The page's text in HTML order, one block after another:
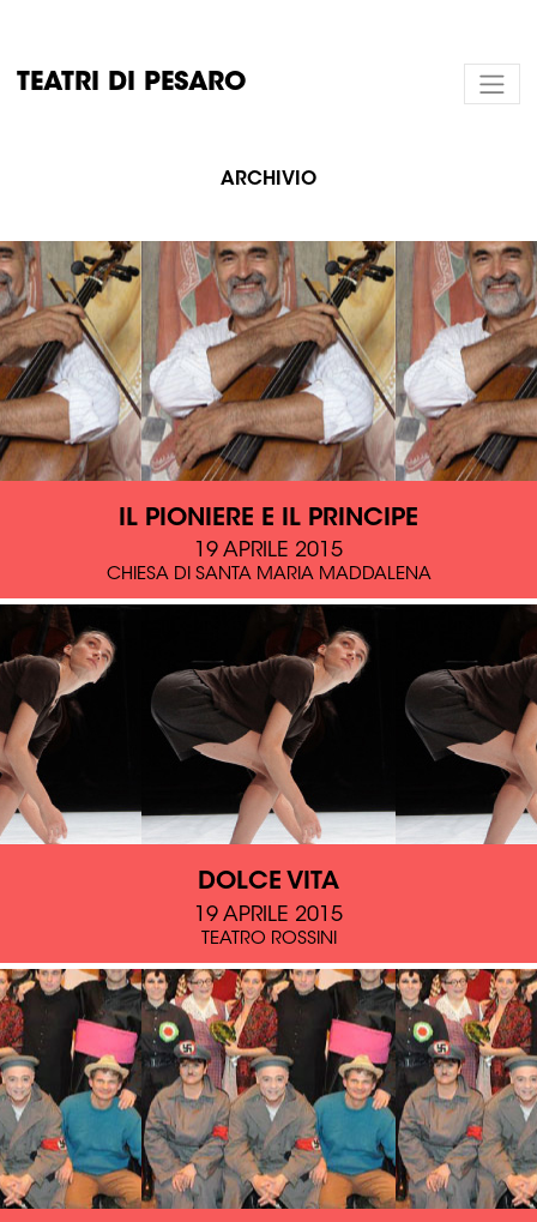
TEATRI DI PESARO
ARCHIVIO
IL PIONIERE E IL PRINCIPE
19 APRILE 2015
CHIESA DI SANTA MARIA MADDALENA
DOLCE VITA
19 APRILE 2015
TEATRO ROSSINI